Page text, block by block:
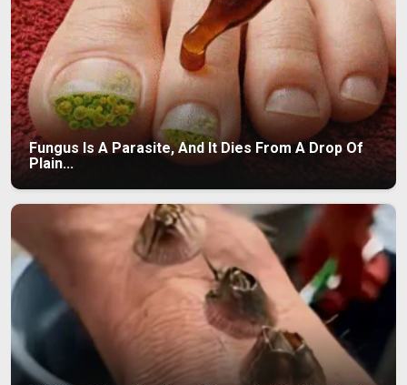
Fungus Is A Parasite, And It Dies From A Drop Of
Plain...